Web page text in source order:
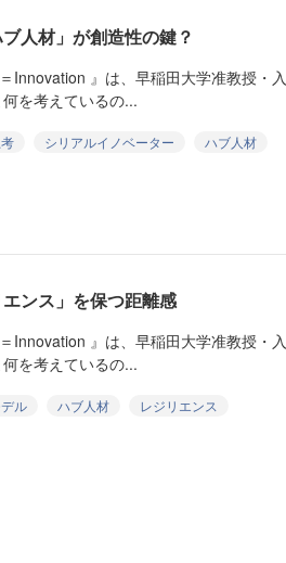
人材」が創造性の鍵？
Innovation 』は、早稲田大学准教授・入
を考えているの...
シリアルイノベーター
ハブ人材
ンス」を保つ距離感
Innovation 』は、早稲田大学准教授・入
を考えているの...
ル ハブ人材
レジリエンス